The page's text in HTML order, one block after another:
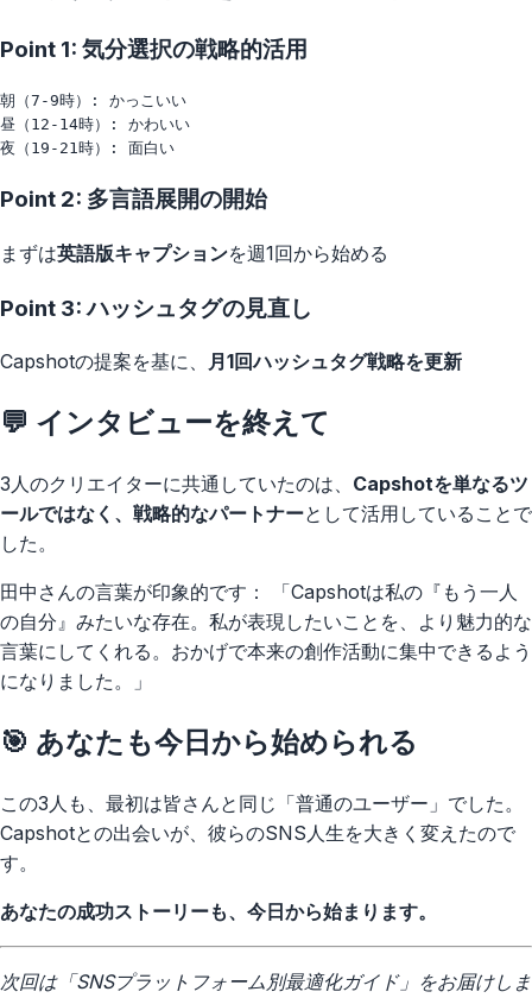
Point 1: 気分選択の戦略的活用
朝（7-9時）: かっこいい
昼（12-14時）: かわいい
Point 2: 多言語展開の開始
まずは英語版キャプションを週1回から始める
Point 3: ハッシュタグの見直し
Capshotの提案を基に、 月1回ハッシュタグ戦略を更新
💬 インタビューを終えて
3人のクリエイターに共通していたのは、 Capshotを単なるツ
ールではなく、戦略的なパートナーとして活用していることで
した。
田中さんの言葉が印象的です： 「Capshotは私の『もう一人
の自分』みたいな存在。私が表現したいことを、より魅力的な
言葉にしてくれる。おかげで本来の創作活動に集中できるよう
になりました。」
🎯 あなたも今日から始められる
この3人も、最初は皆さんと同じ「普通のユーザー」でした。
Capshotとの出会いが、彼らのSNS人生を大きく変えたので
す。
あなたの成功ストーリーも、今日から始まります。
次回は「SNSプラットフォーム別最適化ガイド」をお届けしま